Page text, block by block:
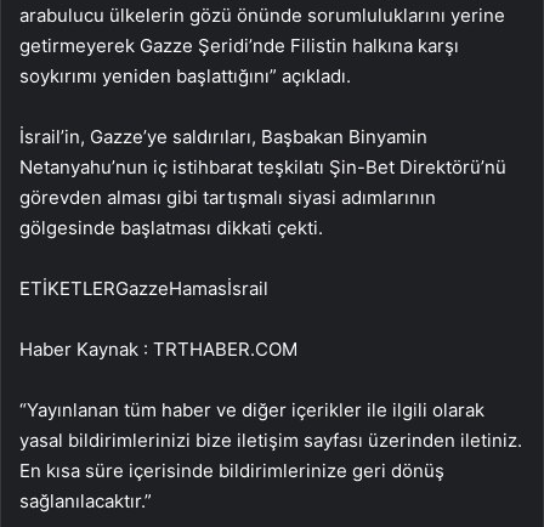
arabulucu ülkelerin gözü önünde sorumluluklarını yerine
getirmeyerek Gazze Şeridi’nde Filistin halkına karşı
soykırımı yeniden başlattığını” açıkladı.
İsrail’in, Gazze’ye saldırıları, Başbakan Binyamin
Netanyahu’nun iç istihbarat teşkilatı Şin-Bet Direktörü’nü
görevden alması gibi tartışmalı siyasi adımlarının
gölgesinde başlatması dikkati çekti.
ETİKETLERGazzeHamasİsrail
Haber Kaynak : TRTHABER.COM
“Yayınlanan tüm haber ve diğer içerikler ile ilgili olarak
yasal bildirimlerinizi bize iletişim sayfası üzerinden iletiniz.
En kısa süre içerisinde bildirimlerinize geri dönüş
sağlanılacaktır.”